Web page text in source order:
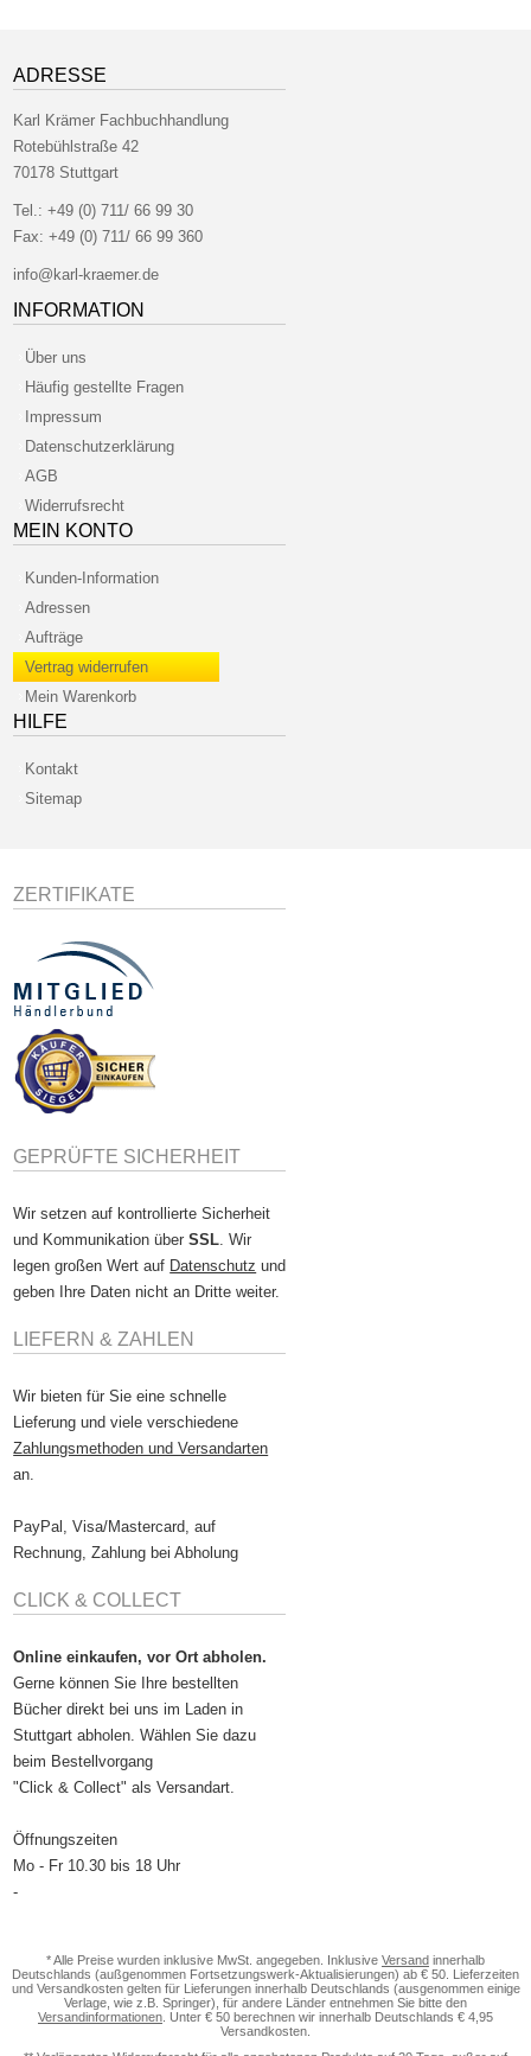
ADRESSE
Karl Krämer Fachbuchhandlung
Rotebühlstraße 42
70178 Stuttgart
Tel.:+49 (0) 711/ 66 99 30
Fax: +49 (0) 711/ 66 99 360
info@karl-kraemer.de
INFORMATION
Über uns
Häufig gestellte Fragen
Impressum
Datenschutzerklärung
AGB
Widerrufsrecht
MEIN KONTO
Kunden-Information
Adressen
Aufträge
Vertrag widerrufen
Mein Warenkorb
HILFE
Kontakt
Sitemap
ZERTIFIKATE
GEPRÜFTE SICHERHEIT
Wir setzen auf kontrollierte Sicherheit
und Kommunikation überSSL. Wir
legen großen Wert auf Datenschutz und
geben Ihre Daten nicht an Dritte weiter.
LIEFERN & ZAHLEN
Wir bieten für Sie eine schnelle
Lieferung und viele verschiedene
Zahlungsmethoden und Versandarten
an.
PayPal, Visa/Mastercard, auf
Rechnung, Zahlung bei Abholung
CLICK & COLLECT
Online einkaufen, vor Ort abholen.
Gerne können Sie Ihre bestellten
Bücher direkt bei uns im Laden in
Stuttgart abholen. Wählen Sie dazu
beim Bestellvorgang
"Click & Collect" als Versandart.
Öffnungszeiten
Mo - Fr 10.30 bis 18 Uhr
-
* Alle Preise wurden inklusive MwSt. angegeben. Inklusive Versand innerhalb
Deutschlands (außgenommen Fortsetzungswerk-Aktualisierungen) ab € 50. Lieferzeiten
und Versandkosten gelten für Lieferungen innerhalb Deutschlands (ausgenommen einige
Verlage, wie z.B. Springer), für andere Länder entnehmen Sie bitte den
Versandinformationen . Unter € 50 berechnen wir innerhalb Deutschlands € 4,95
Versandkosten.